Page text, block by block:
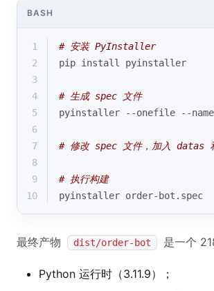
BASH
1
# 安装 PyInstaller
2
pip install pyinstaller
3
4
# 生成 spec 文件
5
pyinstaller --onefile --
6
7
# 修改 spec 文件，加入 datas
8
9
# 执行构建
10
pyinstaller order-bot.spec
最终产物 dist/order-bot 是一个
Python 运行时（3.11.9）；